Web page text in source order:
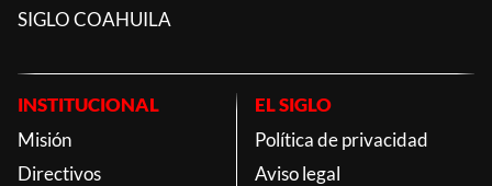
SIGLO COAHUILA
INSTITUCIONAL
Misión
Directivos
EL SIGLO
Política de privacidad
Aviso legal